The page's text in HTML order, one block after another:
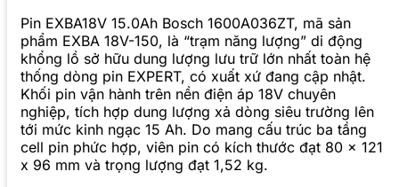
Pin EXBA18V 15.0Ah Bosch 1600A036ZT, mã sản
phẩm EXBA 18V-150, là “trạm năng lượng” di động
khổng lồ sở hữu dung lượng lưu trữ lớn nhất toàn hệ
thống dòng pin EXPERT, có xuất xứ đang cập nhật.
Khối pin vận hành trên nền điện áp 18V chuyên
nghiệp, tích hợp dung lượng xả dòng siêu trường lên
tới mức kinh ngạc 15 Ah. Do mang cấu trúc ba tầng
cell pin phức hợp, viên pin có kích thước đạt 80 x 121
x 96 mm và trọng lượng đạt 1,52 kg.